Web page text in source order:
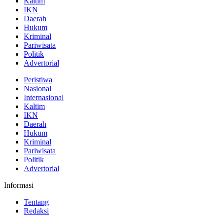
IKN
Daerah
Hukum
Kriminal
Pariwisata
Politik
Advertorial
Peristiwa
Nasional
Internasional
Kaltim
IKN
Daerah
Hukum
Kriminal
Pariwisata
Politik
Advertorial
Informasi
Tentang
Redaksi